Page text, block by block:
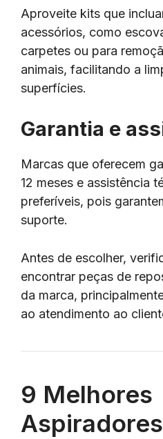
Aproveite kits que
acessórios, como
carpetes ou para
animais, facilitando a
superfícies.
Garantia e
Marcas que oferecem
12 meses e assistência
preferíveis, pois
suporte.
Antes de escolher,
encontrar peças de
da marca,
ao atendimento ao
9 Melhores